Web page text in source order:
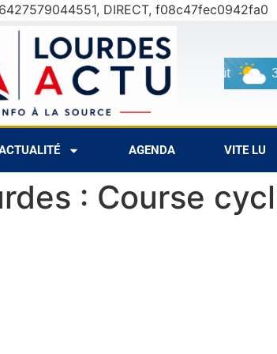
DIRECT, f08c47fec0942fa0
8 Août 30°C 31°C
AGENDA VITE LU
: Course